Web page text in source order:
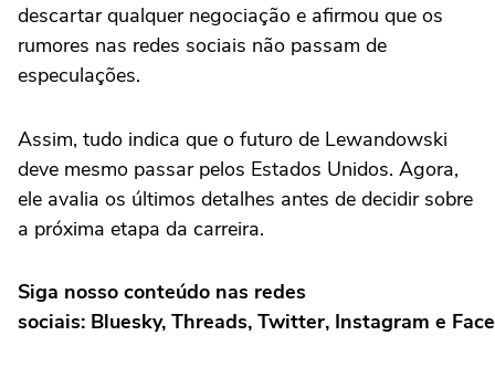
descartar qualquer negociação e afirmou que os
rumores nas redes sociais não passam de
especulações.
Assim, tudo indica que o futuro de Lewandowski
deve mesmo passar pelos Estados Unidos. Agora,
ele avalia os últimos detalhes antes de decidir sobre
a próxima etapa da carreira.
Siga nosso conteúdo nas redes
sociais: Bluesky, Threads, Twitter, Instagram e